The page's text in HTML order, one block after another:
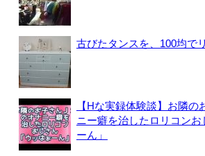
古びたタンスを、100均で
【Hな実録体験談】お隣の
ニー癖を治したロリコンお
ーん」